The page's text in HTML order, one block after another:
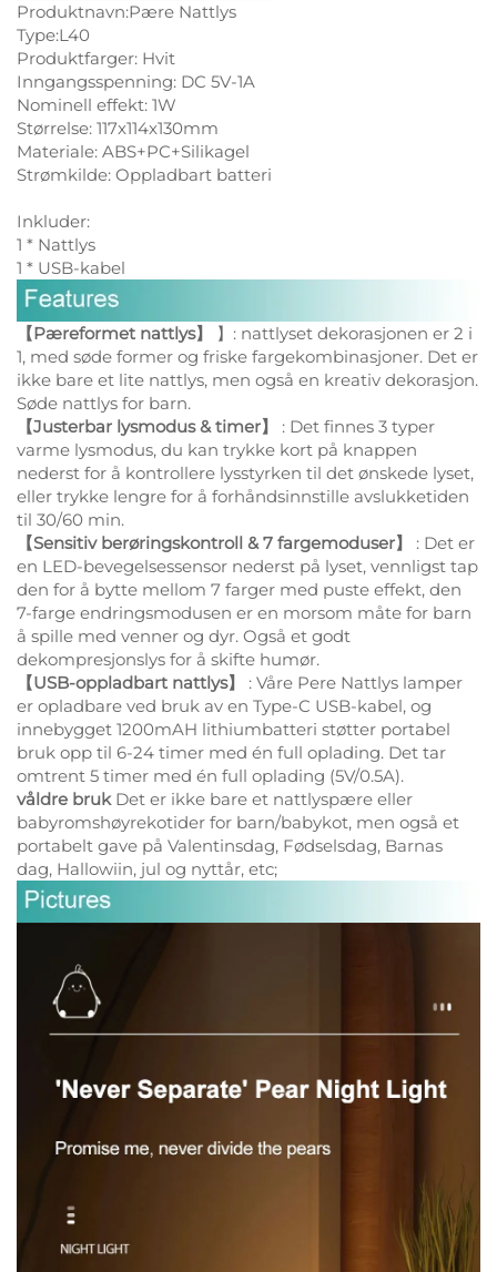
Produktnavn:Pære Nattlys
Type:L40
Produktfarger: Hvit
Inngangsspenning: DC 5V-1A
Nominell effekt: 1W
Størrelse: 117x114x130mm
Materiale: ABS+PC+Silikagel
Strømkilde: Oppladbart batteri
Inkluder:
1 * Nattlys
1 * USB-kabel
【Pæreformet nattlys】
】: nattlyset dekorasjonen er 2 i
1, med søde former og friske fargekombinasjoner. Det er
ikke bare et lite nattlys, men også en kreativ dekorasjon.
Søde nattlys for barn.
【Justerbar lysmodus & timer】 : Det finnes 3 typer
varme lysmodus, du kan trykke kort på knappen
nederst for å kontrollere lysstyrken til det ønskede lyset,
eller trykke lengre for å forhåndsinnstille avslukketiden
til 30/60 min.
【Sensitiv berøringskontroll & 7 fargemoduser】 : Det er
en LED-bevegelsessensor nederst på lyset, vennligst tap
den for å bytte mellom 7 farger med puste effekt, den
7-farge endringsmodusen er en morsom måte for barn
å spille med venner og dyr. Også et godt
dekompresjonslys for å skifte humør.
【USB-oppladbart nattlys】 : Våre Pere Nattlys lamper
er opladbare ved bruk av en Type-C USB-kabel, og
innebygget 1200mAH lithiumbatteri støtter portabel
bruk opp til 6-24 timer med én full oplading. Det tar
omtrent 5 timer med én full oplading (5V/0.5A).
våldre bruk Det er ikke bare et nattlyspære eller
babyromshøyrekotider for barn/babykot, men også et
portabelt gave på Valentinsdag, Fødselsdag, Barnas
dag, Hallowiin, jul og nyttår, etc;